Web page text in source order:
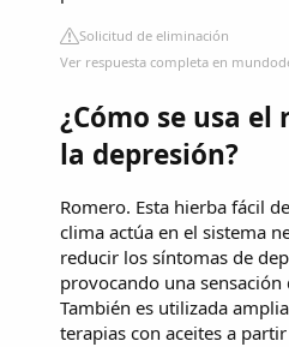
Solicitud de eliminación
Ver respuesta completa en
¿Cómo se usa
la depresión?
Romero. Esta hierba fácil
clima actúa en el sistema
reducir los síntomas de
provocando una
También es utilizada
terapias con aceites a